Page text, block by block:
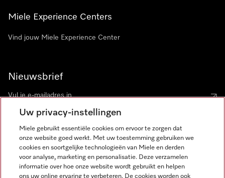
Miele Experience Centers
Vind jouw Miele Experience Center
Nieuwsbrief
Miele op Instagram
Miele op Facebook
Miele op Youtube
Uw privacy-instellingen
Miele gebruikt essentiële cookies om ervoor te zorgen dat
onze website goed werkt. Met uw toestemming gebruiken we
cookies en soortgelijke technologieën van Miele en derden
voor analyse, marketing en personalisatie. Deze verzamelen
informatie over hoe onze website wordt gebruikt en helpen
ons uw online ervaring te verbeteren. De cookies worden ook